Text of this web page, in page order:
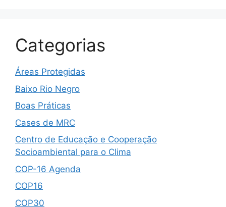
Categorias
Áreas Protegidas
Baixo Rio Negro
Boas Práticas
Cases de MRC
Centro de Educação e Cooperação
Socioambiental para o Clima
COP-16 Agenda
COP16
COP30